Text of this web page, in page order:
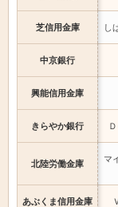
芝信用金庫
中京銀行
興能信用金庫
きらやか銀行
北陸労働金庫
あぶくま信用金庫
し
マ